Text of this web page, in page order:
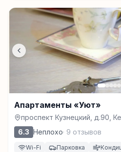
Апартаменты «Уют»
проспект Кузнецкий, д.90,
6.3 Неплохо· 9 отзывов
Wi-Fi Парковка